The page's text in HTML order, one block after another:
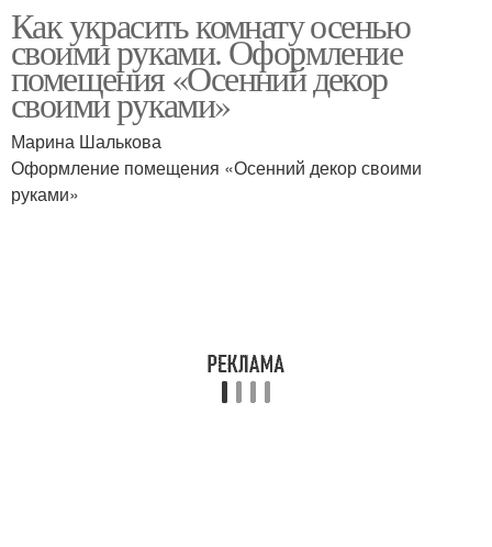
Как украсить комнату осенью
своими руками. Оформление
помещения «Осенний декор
своими руками»
Марина Шалькова
Оформление помещения «Осенний декор своими
руками»